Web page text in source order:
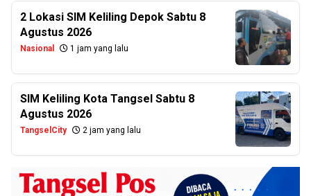
2 Lokasi SIM Keliling Depok Sabtu 8
Agustus 2026
Nasional 1 jam yang lalu
SIM Keliling Kota Tangsel Sabtu 8
Agustus 2026
TangselCity 2 jam yang lalu